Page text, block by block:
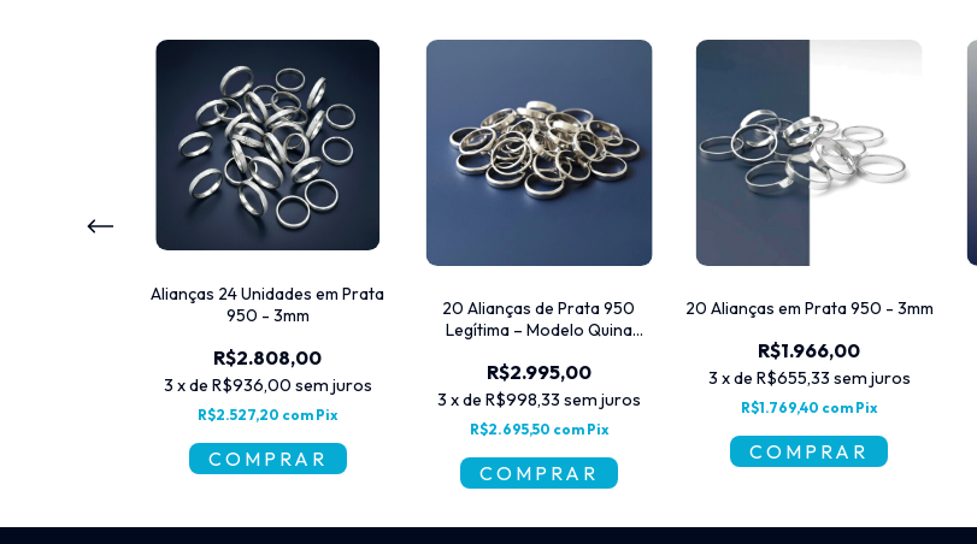
Alianças 24 Unidades em Prata
950 - 3mm
R$2.808,00
3 xde R$936,00 sem juros
R$2.527,20 com Pix
20 Alianças de Prata 950
Legítima – Modelo Quina
R$2.995,00
3 xde R$998,33 sem juros
R$2.695,50 com Pix
20 Alianças em Prata 950 - 3mm
R$1.966,00
3 xde R$655,33 sem juros
R$1.769,40 com Pix